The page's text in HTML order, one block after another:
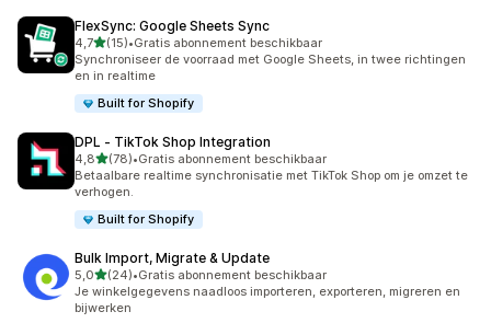
FlexSync: Google Sheets Sync
4,7van 5 sterren
(15)
15 recensies in totaal
•Gratis abonnement beschikbaar
Synchroniseer de voorraad met Google Sheets, in twee richtingen
en in realtime
Built for Shopify
DPL ‑ TikTok Shop Integration
4,8van 5 sterren
(78)
78 recensies in totaal
•Gratis abonnement beschikbaar
Betaalbare realtime synchronisatie met TikTok Shop om je omzet te
verhogen.
Built for Shopify
Bulk Import, Migrate & Update
5,0van 5 sterren
(24)
24 recensies in totaal
•Gratis abonnement beschikbaar
Je winkelgegevens naadloos importeren, exporteren, migreren en
bijwerken